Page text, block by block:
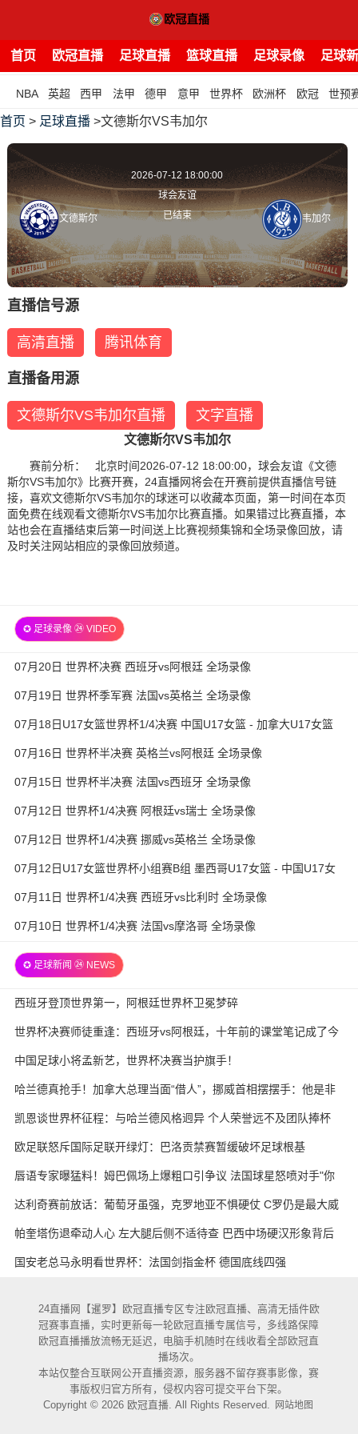
首页 欧冠直播 足球直播 篮球直播 足球录像 足球
NBA 英超 西甲 法甲 德甲 意甲 世界杯 欧洲杯 欧冠 世预
首页 > 足球直播 >文德斯尔VS韦加尔
文德斯尔
2026-07-12 18:00:00
球会友谊
已结束
韦加尔
直播信号源
高清直播 腾讯体育
直播备用源
文德斯尔VS韦加尔直播 文字直播
文德斯尔VS韦加尔
赛前分析： 北京时间2026-07-12 18:00:00，球会友谊《文德
斯尔VS韦加尔》比赛开赛，24直播网将会在开赛前提供直播信号链
接，喜欢文德斯尔VS韦加尔的球迷可以收藏本页面，第一时间在本页
面免费在线观看文德斯尔VS韦加尔比赛直播。如果错过比赛直播，本
站也会在直播结束后第一时间送上比赛视频集锦和全场录像回放，请
及时关注网站相应的录像回放频道。
✪ 足球录像 ㉔ VIDEO
07月20日 世界杯决赛 西班牙vs阿根廷 全场录像
07月19日 世界杯季军赛 法国vs英格兰 全场录像
07月18日U17女篮世界杯1/4决赛 中国U17女篮 - 加拿大U17女篮
录像
07月16日 世界杯半决赛 英格兰vs阿根廷 全场录像
07月15日 世界杯半决赛 法国vs西班牙 全场录像
07月12日 世界杯1/4决赛 阿根廷vs瑞士 全场录像
07月12日 世界杯1/4决赛 挪威vs英格兰 全场录像
07月12日U17女篮世界杯小组赛B组 墨西哥U17女篮 - 中国U17女
篮 全场录像
07月11日 世界杯1/4决赛 西班牙vs比利时 全场录像
07月10日 世界杯1/4决赛 法国vs摩洛哥 全场录像
✪ 足球新闻 ㉔ NEWS
西班牙登顶世界第一，阿根廷世界杯卫冕梦碎
世界杯决赛师徒重逢：西班牙vs阿根廷，十年前的课堂笔记成了今
天的战术板
中国足球小将孟新艺，世界杯决赛当护旗手！
哈兰德真抢手！加拿大总理当面“借人”，挪威首相摆摆手：他是非
卖品
凯恩谈世界杯征程：与哈兰德风格迥异 个人荣誉远不及团队捧杯
欧足联怒斥国际足联开绿灯：巴洛贡禁赛暂缓破坏足球根基
唇语专家曝猛料！姆巴佩场上爆粗口引争议 法国球星怒喷对手"你
妈的X"
达利奇赛前放话：葡萄牙虽强，克罗地亚不惧硬仗 C罗仍是最大威
胁
帕奎塔伤退牵动人心 左大腿后侧不适待查 巴西中场硬汉形象背后
藏隐忧
国安老总马永明看世界杯：法国剑指金杯 德国底线四强
24直播网【暹罗】欧冠直播专区专注欧冠直播、高清无插件欧
冠赛事直播，实时更新每一轮欧冠直播专属信号，多线路保障
欧冠直播播放流畅无延迟，电脑手机随时在线收看全部欧冠直
播场次。
本站仅整合互联网公开直播资源，服务器不留存赛事影像，赛
事版权归官方所有，侵权内容可提交平台下架。
Copyright © 2026 欧冠直播. All Rights Reserved.
网站地图